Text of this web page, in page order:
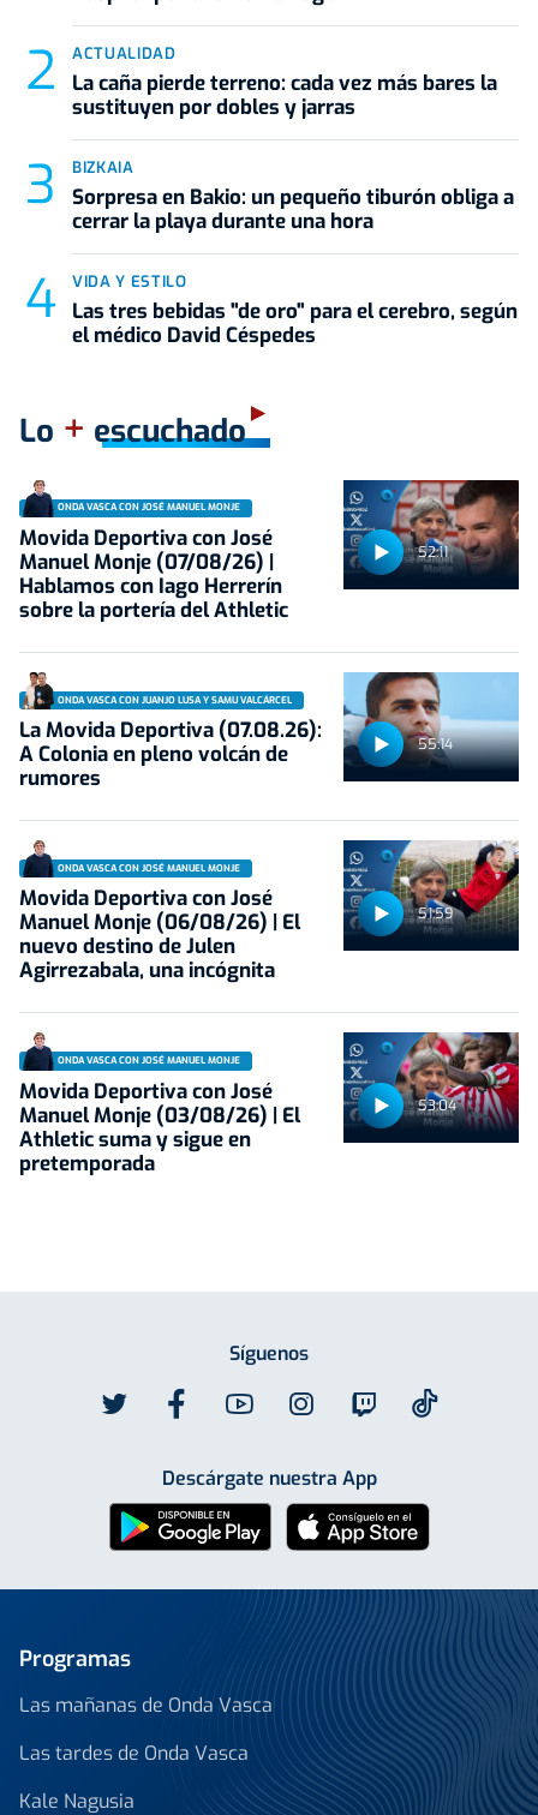
ACTUALIDAD
La caña pierde terreno: cada vez más bares la
sustituyen por dobles y jarras
BIZKAIA
Sorpresa en Bakio: un pequeño tiburón obliga a
cerrar la playa durante una hora
VIDA Y ESTILO
Las tres bebidas "de oro" para el cerebro, según
el médico David Céspedes
Lo + escuchado
52:11
ONDA VASCA CON JOSÉ MANUEL MONJE
Movida Deportiva con José
Manuel Monje (07/08/26) |
Hablamos con Iago Herrerín
sobre la portería del Athletic
55:14
ONDA VASCA CON JUANJO LUSA Y SAMU VALCÁRCEL
La Movida Deportiva (07.08.26):
A Colonia en pleno volcán de
rumores
51:59
ONDA VASCA CON JOSÉ MANUEL MONJE
Movida Deportiva con José
Manuel Monje (06/08/26) | El
nuevo destino de Julen
Agirrezabala, una incógnita
53:04
ONDA VASCA CON JOSÉ MANUEL MONJE
Movida Deportiva con José
Manuel Monje (03/08/26) | El
Athletic suma y sigue en
pretemporada
Síguenos
Descárgate nuestra App
Programas
Las mañanas de Onda Vasca
Las tardes de Onda Vasca
Kale Nagusia